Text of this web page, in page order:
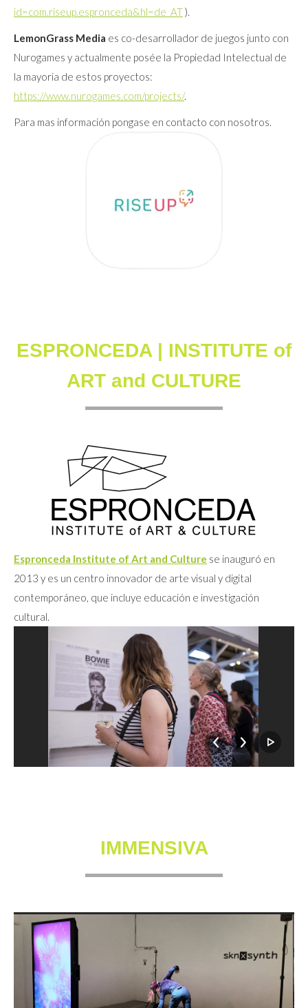
id=com.riseup.espronceda&hl=de_AT).
LemonGrass Media es co-desarrollador de juegos junto con
Nurogames y actualmente posée la Propiedad Intelectual de
la mayoria de estos proyectos:
https://www.nurogames.com/projects/.
Para mas información pongase en contacto con nosotros.
ESPRONCEDA | INSTITUTE of
ART and CULTURE
Espronceda Institute of Art and Culture se inauguró en
2013 y es un centro innovador de arte visual y digital
contemporáneo, que incluye educación e investigación
cultural.
IMMENSIVA